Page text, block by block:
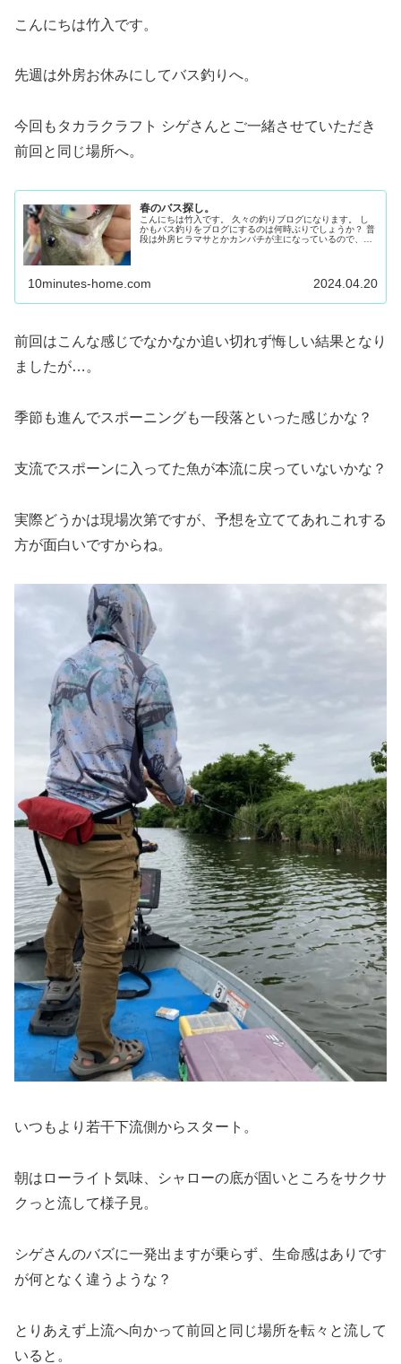
こんにちは竹入です。
先週は外房お休みにしてバス釣りへ。
今回もタカラクラフト シゲさんとご一緒させていただき
前回と同じ場所へ。
春のバス探し。
こんにちは竹入です。 久々の釣りブログになります。 し
かもバス釣りをブログにするのは何時ぶりでしょうか？ 普
段は外房ヒラマサとかカンパチが主になっているので、バ
10minutes-home.com 2024.04.20
前回はこんな感じでなかなか追い切れず悔しい結果となり
ましたが…。
季節も進んでスポーニングも一段落といった感じかな？
支流でスポーンに入ってた魚が本流に戻っていないかな？
実際どうかは現場次第ですが、予想を立ててあれこれする
方が面白いですからね。
いつもより若干下流側からスタート。
朝はローライト気味、シャローの底が固いところをサクサ
クっと流して様子見。
シゲさんのバズに一発出ますが乗らず、生命感はありです
が何となく違うような？
とりあえず上流へ向かって前回と同じ場所を転々と流して
いると。